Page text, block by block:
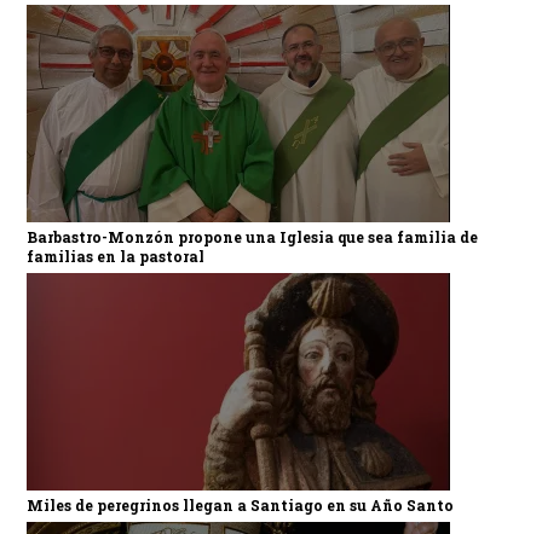
Barbastro-Monzón propone una Iglesia que sea familia de
familias en la pastoral
Miles de peregrinos llegan a Santiago en su Año Santo